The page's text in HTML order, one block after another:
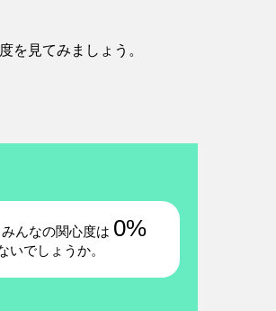
を見てみましょう。
みんなの関心度は 0%
でしょうか。